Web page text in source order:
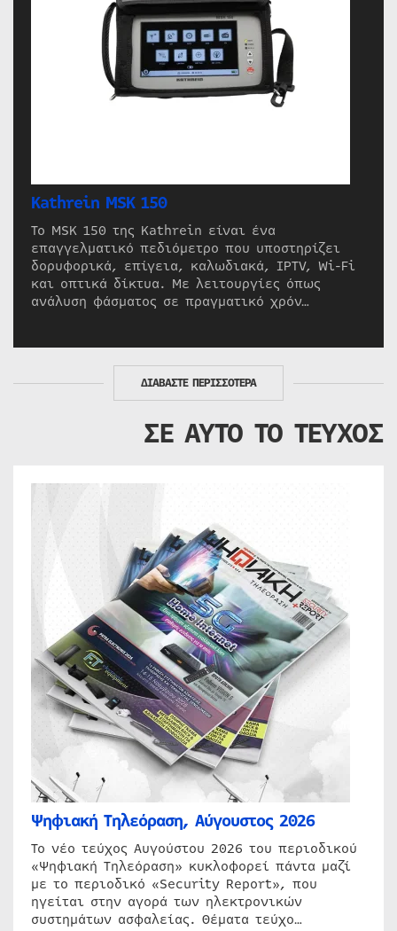
Kathrein MSK 150
Το MSK 150 της Kathrein είναι ένα
επαγγελματικό πεδιόμετρο που υποστηρίζει
δορυφορικά, επίγεια, καλωδιακά, IPTV, Wi-Fi
και οπτικά δίκτυα. Με λειτουργίες όπως
ανάλυση φάσματος σε πραγματικό χρόν…
ΔΙΑΒΑΣΤΕ ΠΕΡΙΣΣΟΤΕΡΑ
ΣΕ ΑΥΤΟ ΤΟ ΤΕΥΧΟΣ
Ψηφιακή Τηλεόραση, Αύγουστος 2026
Το νέο τεύχος Αυγούστου 2026 του περιοδικού
«Ψηφιακή Τηλεόραση» κυκλοφορεί πάντα μαζί
με το περιοδικό «Security Report», που
ηγείται στην αγορά των ηλεκτρονικών
συστημάτων ασφαλείας. Θέματα τεύχο…